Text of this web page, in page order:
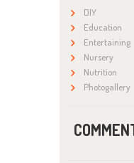
DIY
Education
Entertaining
Nursery
Nutrition
Photogallery